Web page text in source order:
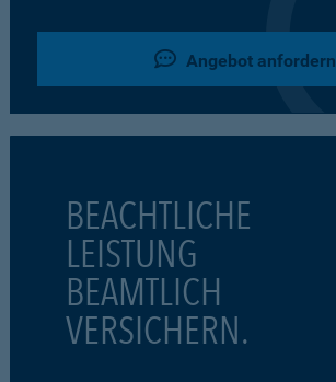
Angebot anfordern
BEACHTLICHE
LEISTUNG
BEAMTLICH
VERSICHERN.